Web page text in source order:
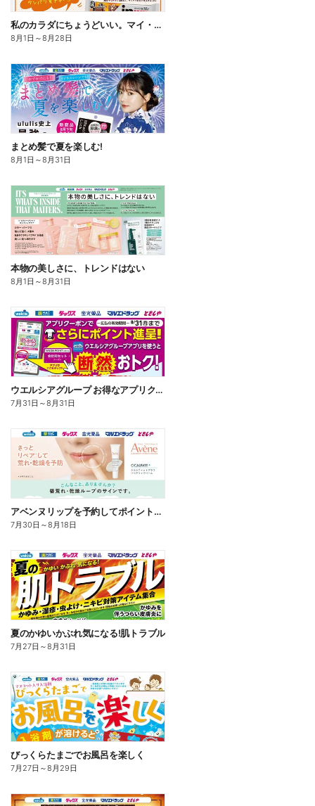
私のカラダにちょうどいい。マイ・サプリフード
8月1日 ～8月28日
まとめ髪で夏を楽しむ!
8月1日 ～8月31日
本物の美しさに、トレンドはない
8月1日 ～8月31日
ウエルシアグループ お得なアプリクーポン
7月31日 ～8月31日
アベンヌリップを予約してポイントゲット!
7月30日 ～8月18日
夏のかゆいかぶれ気になる!肌トラブル
7月27日 ～8月31日
びっくらたまごでお風呂を楽しく
7月27日 ～8月29日